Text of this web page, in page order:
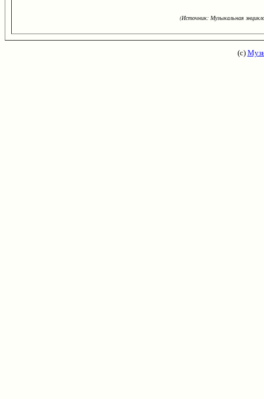
(Источник: Музыкальная
(с)